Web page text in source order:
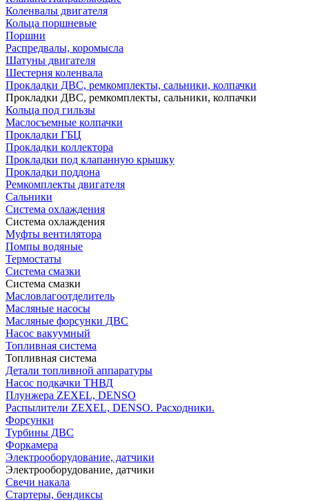
Коленвалы двигателя
Кольца поршневые
Поршни
Распредвалы, коромысла
Шатуны двигателя
Шестерня коленвала
Прокладки ДВС, ремкомплекты, сальники, колпачки
Прокладки ДВС, ремкомплекты, сальники, колпачки
Кольца под гильзы
Маслосъемные колпачки
Прокладки ГБЦ
Прокладки коллектора
Прокладки под клапанную крышку
Прокладки поддона
Ремкомплекты двигателя
Сальники
Система охлаждения
Система охлаждения
Муфты вентилятора
Помпы водяные
Термостаты
Система смазки
Система смазки
Масловлагоотделитель
Масляные насосы
Масляные форсунки ДВС
Насос вакуумный
Топливная система
Топливная система
Детали топливной аппаратуры
Насос подкачки ТНВД
Плунжера ZEXEL, DENSO
Распылители ZEXEL, DENSO. Расходники.
Форсунки
Турбины ДВС
Форкамера
Электрооборудование, датчики
Электрооборудование, датчики
Свечи накала
Стартеры, бендиксы